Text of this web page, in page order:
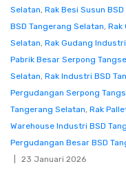
Selatan, Rak Besi Susun
BSD Tangerang Selatan, Rak
Selatan, Rak Gudang
Pabrik Besar Serpong
Selatan, Rak Industri BSD
Pergudangan Serpong
Tangerang Selatan, Rak
Warehouse Industri BSD
Pergudangan Besar BSD
23 Januari 2026